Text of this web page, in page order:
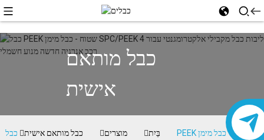
כבל מותאם
אישית
בַּיִת מוצרים כבל מותאם אישית
כבל PEEK שטוח - כבל מימן